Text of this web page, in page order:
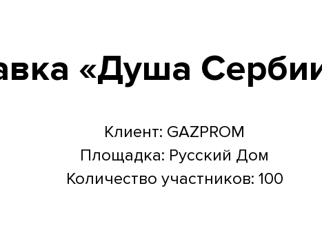
«Душа
Клиент: GAZPROM
Площадка: Русский Дом
Количество участников: 100